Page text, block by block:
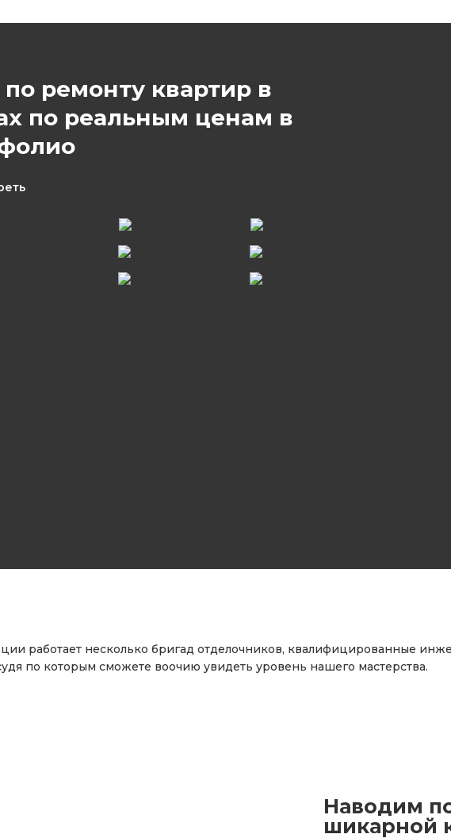
по ремонту квартир в
по реальным ценам в
работает несколько бригад отделочников, квалифицированные
по которым сможете воочию увидеть уровень нашего мастерства.
Наводим
шикарной